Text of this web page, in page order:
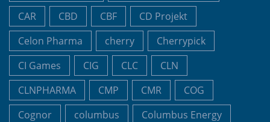
CAR
CBD CBF
CD Projekt
Celon Pharma
cherry
Cherrypick
CI Games
CIG CLC
CLN
CLNPHARMA
CMP CMR
COG
Cognor
columbus
Columbus Energy